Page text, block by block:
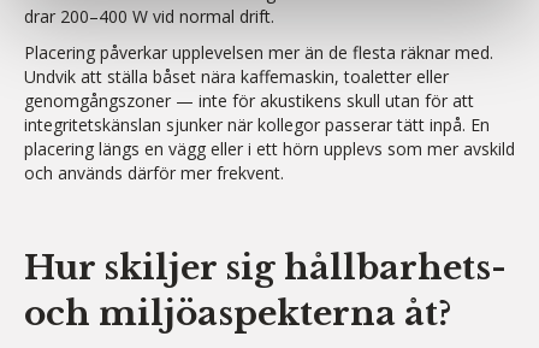
drar 200–400 W vid normal drift.
Placering påverkar upplevelsen mer än de flesta räknar med.
Undvik att ställa båset nära kaffemaskin, toaletter eller
genomgångszoner — inte för akustikens skull utan för att
integritetskänslan sjunker när kollegor passerar tätt inpå. En
placering längs en vägg eller i ett hörn upplevs som mer avskild
och används därför mer frekvent.
Hur skiljer sig hållbarhets-
och miljöaspekterna åt?